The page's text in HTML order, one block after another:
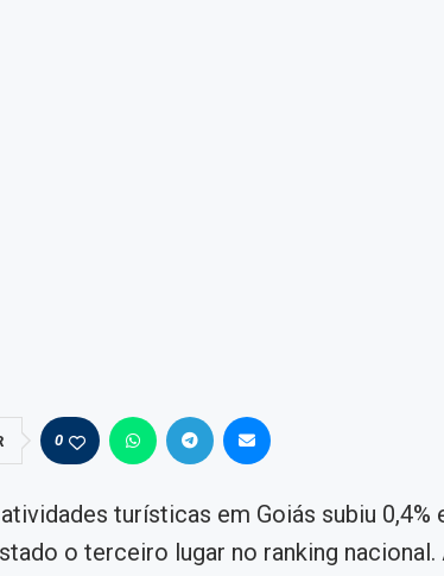
0
turísticas em Goiás subiu 0,4%
o terceiro lugar no ranking nacional.